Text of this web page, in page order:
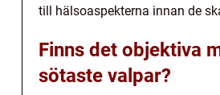
till hälsoaspekterna innan de
Finns det objektiva
sötaste valpar?